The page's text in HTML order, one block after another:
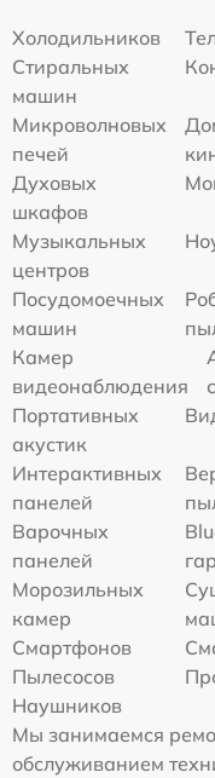
Холодильников
Стиральных
машин
Микроволновых
печей
Духовых
шкафов
Музыкальных
центров
Посудомоечных
машин
Камер
видеонаблюдения
Портативных
акустик
Интерактивных
панелей
Варочных
панелей
Морозильных
камер
Смартфонов
Пылесосов
Наушников
Мы занимаемся
обслуживанием